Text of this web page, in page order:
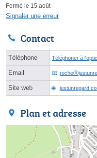
Fermé le 15 août
Signaler une erreur
Contact
Téléphone Téléphoner à
Email
Site web
Plan et adresse